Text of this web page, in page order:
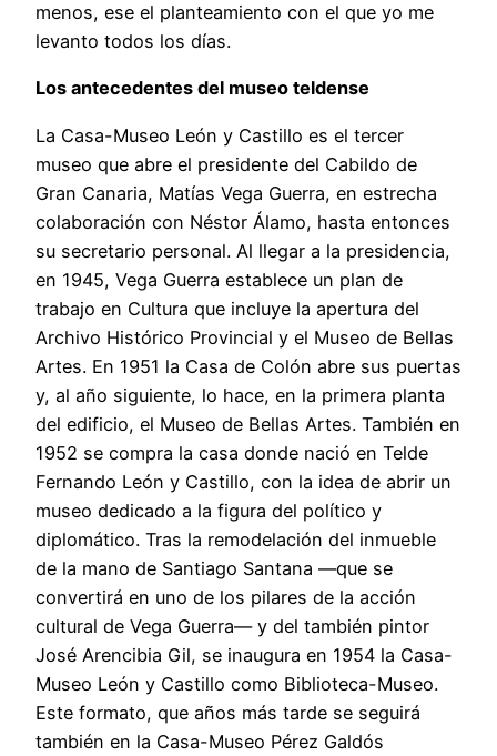
menos, ese el planteamiento con el que yo me
levanto todos los días.
Los antecedentes del museo teldense
La Casa-Museo León y Castillo es el tercer
museo que abre el presidente del Cabildo de
Gran Canaria, Matías Vega Guerra, en estrecha
colaboración con Néstor Álamo, hasta entonces
su secretario personal. Al llegar a la presidencia,
en 1945, Vega Guerra establece un plan de
trabajo en Cultura que incluye la apertura del
Archivo Histórico Provincial y el Museo de Bellas
Artes. En 1951 la Casa de Colón abre sus puertas
y, al año siguiente, lo hace, en la primera planta
del edificio, el Museo de Bellas Artes. También en
1952 se compra la casa donde nació en Telde
Fernando León y Castillo, con la idea de abrir un
museo dedicado a la figura del político y
diplomático. Tras la remodelación del inmueble
de la mano de Santiago Santana —que se
convertirá en uno de los pilares de la acción
cultural de Vega Guerra— y del también pintor
José Arencibia Gil, se inaugura en 1954 la Casa-
Museo León y Castillo como Biblioteca-Museo.
Este formato, que años más tarde se seguirá
también en la Casa-Museo Pérez Galdós